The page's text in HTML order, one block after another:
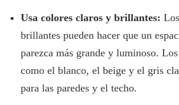
Usa colores claros y brillantes:
brillantes pueden hacer que un
parezca más grande y luminoso.
como el blanco, el beige y el gris
para las paredes y el techo.